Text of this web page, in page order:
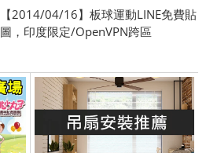
【2014/04/16】板球運動LINE免費貼
圖，印度限定/OpenVPN跨區